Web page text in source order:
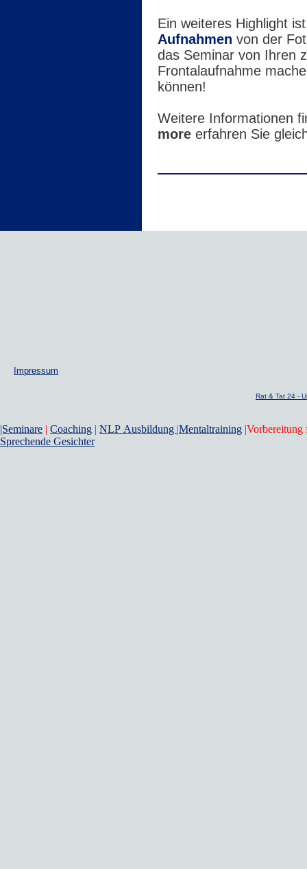
Ein weiteres Highlight
Aufnahmen von der
das Seminar von Ihren
Frontalaufnahme
können!
Weitere Informationen
more erfahren Sie
Impressum
Rat & Tat 24 -
|Seminare | Coaching | NLP Ausbildung |Mentaltraining
Sprechende Gesichter